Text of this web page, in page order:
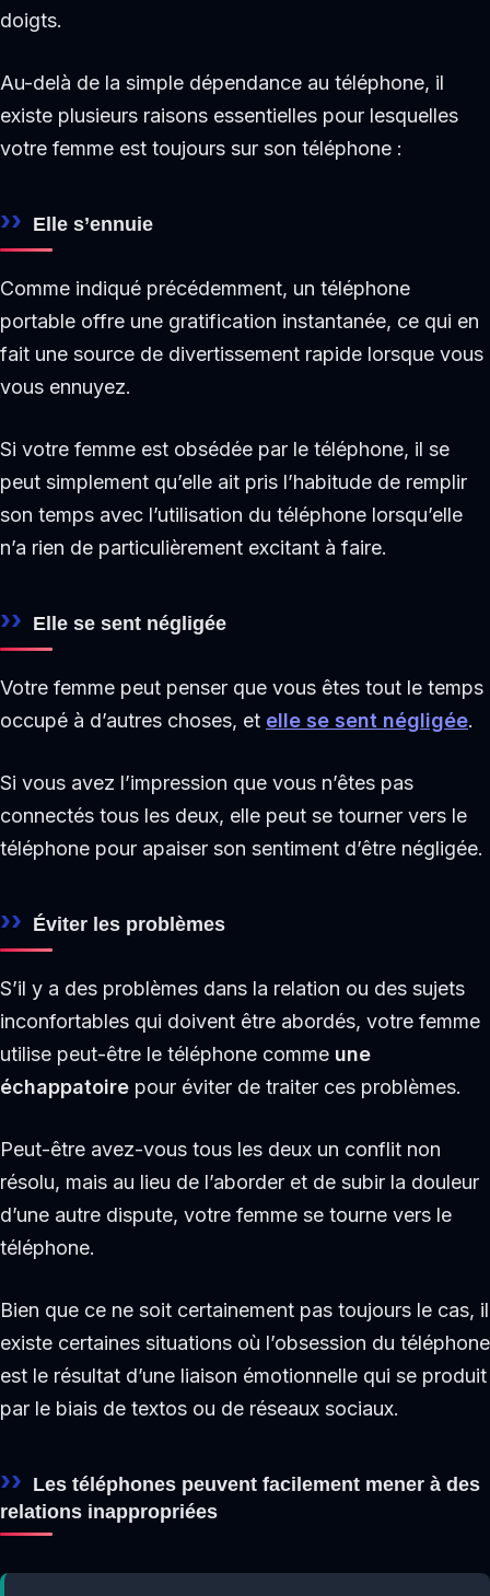
doigts.
Au-delà de la simple dépendance au téléphone, il
existe plusieurs raisons essentielles pour lesquelles
votre femme est toujours sur son téléphone :
Elle s’ennuie
Comme indiqué précédemment, un téléphone
portable offre une gratification instantanée, ce qui en
fait une source de divertissement rapide lorsque vous
vous ennuyez.
Si votre femme est obsédée par le téléphone, il se
peut simplement qu’elle ait pris l’habitude de remplir
son temps avec l’utilisation du téléphone lorsqu’elle
n’a rien de particulièrement excitant à faire.
Elle se sent négligée
Votre femme peut penser que vous êtes tout le temps
occupé à d’autres choses, et elle se sent négligée.
Si vous avez l’impression que vous n’êtes pas
connectés tous les deux, elle peut se tourner vers le
téléphone pour apaiser son sentiment d’être négligée.
Éviter les problèmes
S’il y a des problèmes dans la relation ou des sujets
inconfortables qui doivent être abordés, votre femme
utilise peut-être le téléphone comme une
échappatoire pour éviter de traiter ces problèmes.
Peut-être avez-vous tous les deux un conflit non
résolu, mais au lieu de l’aborder et de subir la douleur
d’une autre dispute, votre femme se tourne vers le
téléphone.
Bien que ce ne soit certainement pas toujours le cas, il
existe certaines situations où l’obsession du téléphone
est le résultat d’une liaison émotionnelle qui se produit
par le biais de textos ou de réseaux sociaux.
Les téléphones peuvent facilement mener à des
relations inappropriées